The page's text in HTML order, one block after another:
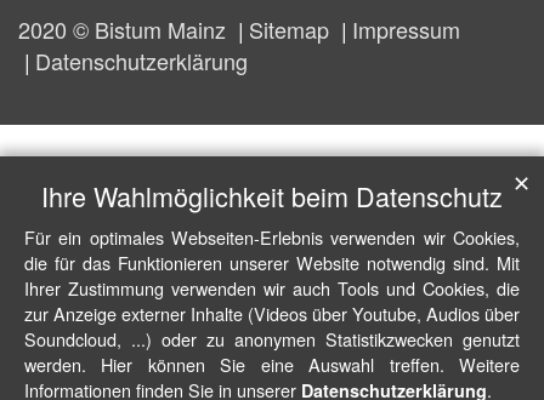
2020 © Bistum Mainz Sitemap
Impressum
Datenschutzerklärung
Ihre Wahlmöglichkeit beim Datenschutz
Für ein optimales Webseiten-Erlebnis verwenden wir Cookies,
die für das Funktionieren unserer Website notwendig sind. Mit
Ihrer Zustimmung verwenden wir auch Tools und Cookies, die
zur Anzeige externer Inhalte (Videos über Youtube, Audios über
Soundcloud, ...) oder zu anonymen Statistikzwecken genutzt
werden. Hier können Sie eine Auswahl treffen. Weitere
Informationen finden Sie in unserer Datenschutzerklärung.
✕